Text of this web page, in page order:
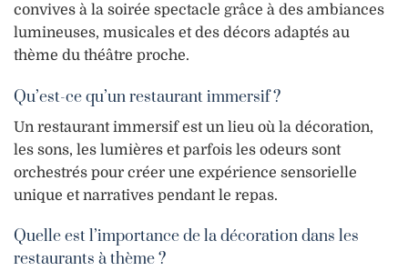
convives à la soirée spectacle grâce à des ambiances
lumineuses, musicales et des décors adaptés au
thème du théâtre proche.
Qu’est-ce qu’un restaurant immersif ?
Un restaurant immersif est un lieu où la décoration,
les sons, les lumières et parfois les odeurs sont
orchestrés pour créer une expérience sensorielle
unique et narratives pendant le repas.
Quelle est l’importance de la décoration dans les
restaurants à thème ?